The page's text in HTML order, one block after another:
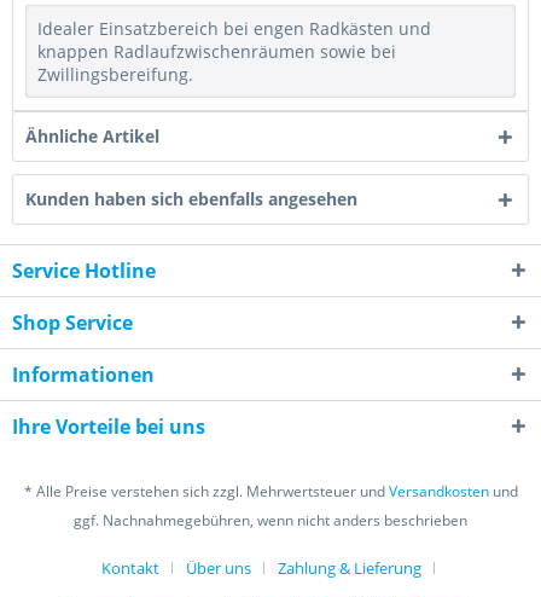
Idealer Einsatzbereich bei engen Radkästen und
knappen Radlaufzwischenräumen sowie bei
Zwillingsbereifung.
Ähnliche Artikel
Kunden haben sich ebenfalls angesehen
Service Hotline
Shop Service
Informationen
Ihre Vorteile bei uns
* Alle Preise verstehen sich zzgl. Mehrwertsteuer undVersandkostenund
ggf. Nachnahmegebühren, wenn nicht anders beschrieben
Kontakt Über uns
Zahlung & Lieferung